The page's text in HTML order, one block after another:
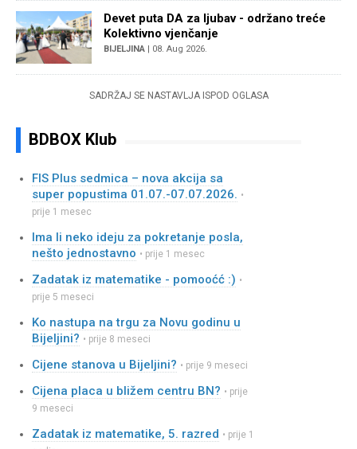
Devet puta DA za ljubav - održano treće
Kolektivno vjenčanje
BIJELJINA | 08. Aug 2026.
SADRŽAJ SE NASTAVLJA ISPOD OGLASA
BDBOX Klub
FIS Plus sedmica – nova akcija sa
super popustima 01.07.-07.07.2026. •
prije 1 mesec
Ima li neko ideju za pokretanje posla,
nešto jednostavno • prije 1 mesec
Zadatak iz matematike - pomooćć :) •
prije 5 meseci
Ko nastupa na trgu za Novu godinu u
Bijeljini? • prije 8 meseci
Cijene stanova u Bijeljini? • prije 9 meseci
Cijena placa u bližem centru BN? • prije
9 meseci
Zadatak iz matematike, 5. razred • prije 1